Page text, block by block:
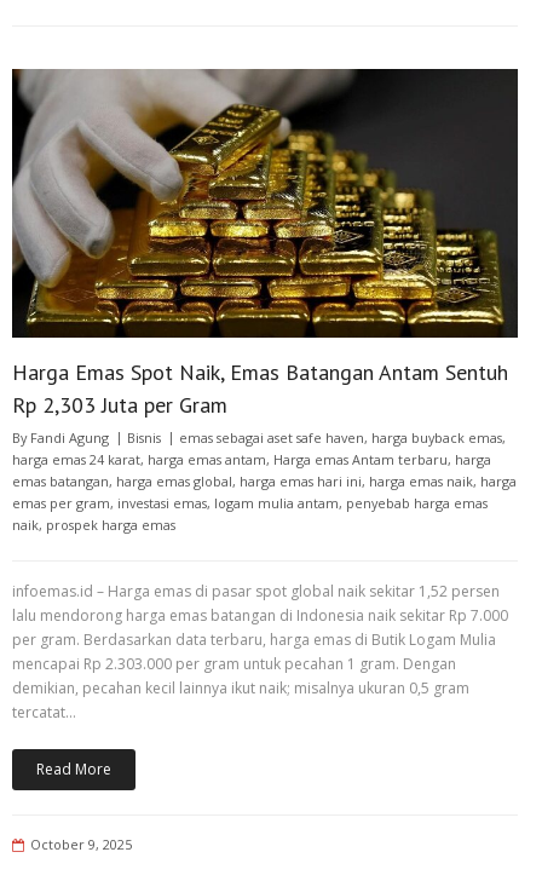
Harga Emas Spot Naik, Emas Batangan Antam Sentuh
Rp 2,303 Juta per Gram
By Fandi Agung Bisnis emas sebagai aset safe haven, harga buyback emas,
harga emas 24 karat, harga emas antam, Harga emas Antam terbaru, harga
emas batangan, harga emas global, harga emas hari ini, harga emas naik, harga
emas per gram, investasi emas, logam mulia antam, penyebab harga emas
naik, prospek harga emas
infoemas.id – Harga emas di pasar spot global naik sekitar 1,52 persen
lalu mendorong harga emas batangan di Indonesia naik sekitar Rp 7.000
per gram. Berdasarkan data terbaru, harga emas di Butik Logam Mulia
mencapai Rp 2.303.000 per gram untuk pecahan 1 gram. Dengan
demikian, pecahan kecil lainnya ikut naik; misalnya ukuran 0,5 gram
tercatat…
Read More
October 9, 2025